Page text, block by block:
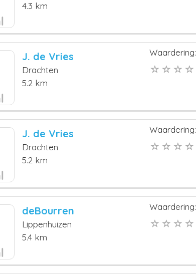
4.3 km
J. de Vries
Drachten
5.2 km
Waardering:
J. de Vries
Drachten
5.2 km
Waardering:
deBourren
Lippenhuizen
5.4 km
Waardering: